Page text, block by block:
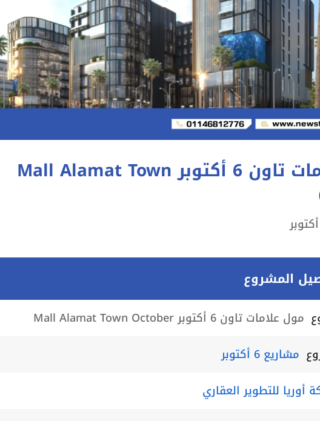
مول علامات تاون 6 أكتوبر Mall Alamat Town
المشروع
مول علامات تاون 6 أكتوبر Mall Alamat Town October
مشاريع 6 أكتوبر
أوريا للتطوير العقاري